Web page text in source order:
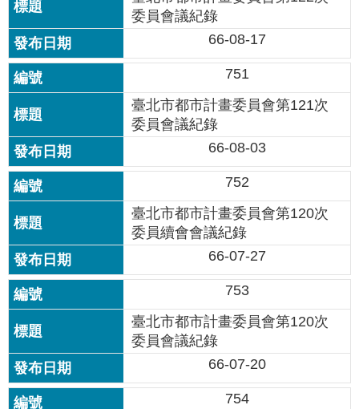
臺
北
市
政
府
政
府
網
站
資
開
放
宣
告
私
權
及
資
訊
委員會議紀錄
66-08-17
751
臺北市都市計畫委員會第121次
委員會議紀錄
66-08-03
752
臺北市都市計畫委員會第120次
委員續會會議紀錄
66-07-27
753
臺北市都市計畫委員會第120次
委員會議紀錄
66-07-20
754